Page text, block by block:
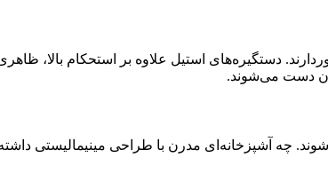
دستگیره‌های استیل علاوه بر استحکام بالا،
شدن دست می‌شوند.
چه آشپزخانه‌ای مدرن با طراحی مینیمالیستی